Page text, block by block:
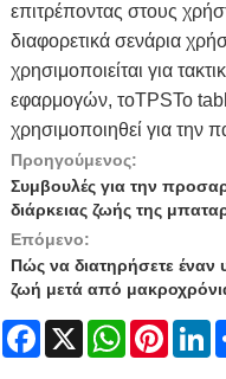
επιτρέποντας στους
διαφορετικά σενάρια
χρησιμοποιείται για
εφαρμογών, τοTPSΤο
χρησιμοποιηθεί για την
Προηγούμενος:
Συμβουλές για την
διάρκειας ζωής της
Επόμενο:
Πώς να διατηρήσετε έναν
ζωή μετά από
Facebook
X WhatsApp